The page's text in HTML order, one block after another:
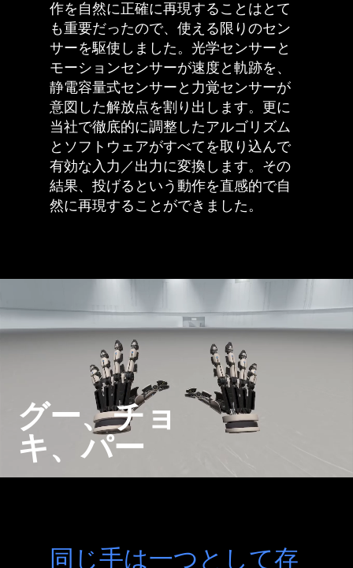
作を自然に正確に再現することはとて
も重要だったので、使える限りのセン
サーを駆使しました。光学センサーと
モーションセンサーが速度と軌跡を、
静電容量式センサーと力覚センサーが
意図した解放点を割り出します。更に
当社で徹底的に調整したアルゴリズム
とソフトウェアがすべてを取り込んで
有効な入力／出力に変換します。その
結果、投げるという動作を直感的で自
然に再現することができました。
グー、チョ
キ、パー
同じ手は一つとして存